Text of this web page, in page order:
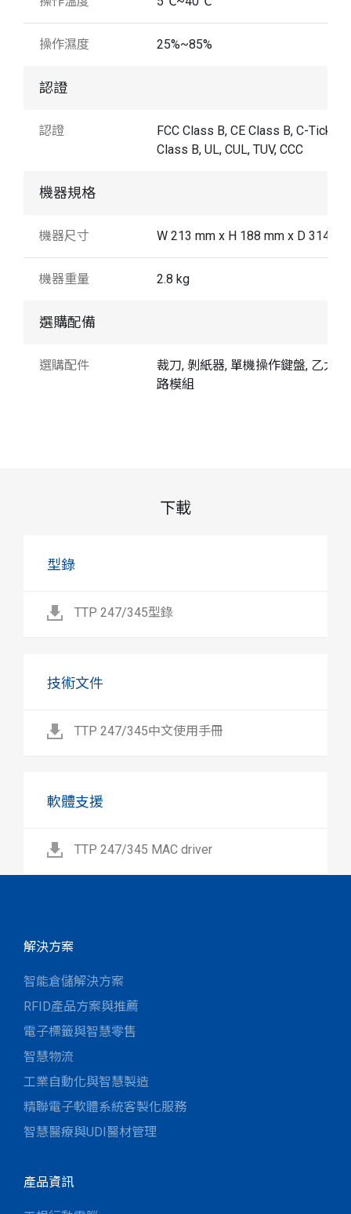
操作濕度 25%~85%
認證
認證
FCC Class B, CE Class B, C-Tick
Class B, UL, CUL, TUV, CCC
機器規格
機器尺寸 W 213 mm x H 188 mm x D 314
機器重量 2.8 kg
選購配備
選購配件
裁刀, 剝紙器, 單機操作鍵盤, 乙太網
路模組
下載
型錄
TTP 247/345型錄
技術文件
TTP 247/345中文使用手冊
軟體支援
TTP 247/345 MAC driver
解決方案
智能倉儲解決方案
RFID產品方案與推薦
電子標籤與智慧零售
智慧物流
工業自動化與智慧製造
精聯電子軟體系統客製化服務
智慧醫療與UDI醫材管理
產品資訊